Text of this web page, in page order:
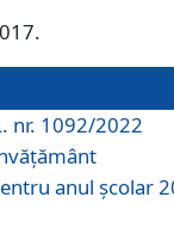
nr. 1092/2022
anul școlar